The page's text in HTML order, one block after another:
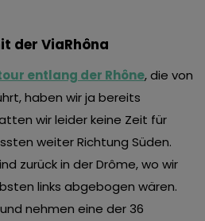
der ViaRhôna
entlang der Rhône, die von
haben wir ja bereits
wir leider keine Zeit für
weiter Richtung Süden.
zurück in der Drôme, wo wir
links abgebogen wären.
nehmen eine der 36